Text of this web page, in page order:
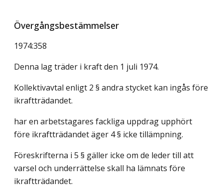
Övergångsbestämmelser
1974:358
Denna lag träder i kraft den 1 juli 1974.
Kollektivavtal enligt 2 § andra stycket kan ingås före
ikraftträdandet.
har en arbetstagares fackliga uppdrag upphört
före ikraftträdandet äger 4 § icke tillämpning.
Föreskrifterna i 5 § gäller icke om de leder till att
varsel och underrättelse skall ha lämnats före
ikraftträdandet.